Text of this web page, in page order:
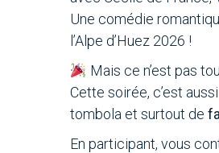
Une comédie
l’Alpe d’Huez 2026 !
Mais ce n’est pas
Cette soirée, c’est
tombola et surtout de
En participant, vous